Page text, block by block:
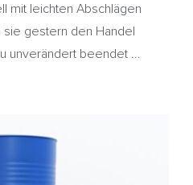
mit leichten Abschlägen
sie gestern den Handel
unverändert beendet ...